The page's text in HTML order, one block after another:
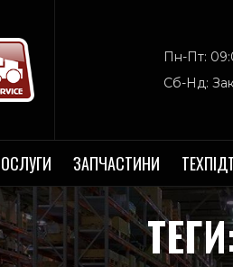
Пн-Пт:
Сб-Нд:
ЗАПЧАСТИНИ